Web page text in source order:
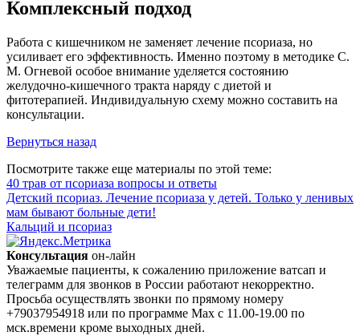
Комплексный подход
Работа с кишечником не заменяет лечение псориаза, но
усиливает его эффективность. Именно поэтому в методике С.
М. Огневой особое внимание уделяется состоянию
желудочно-кишечного тракта наряду с диетой и
фитотерапией. Индивидуальную схему можно составить на
консультации.
Вернуться назад
Посмотрите также еще материалы по этой теме:
40 трав от псориаза вопросы и ответы
Детский псориаз. Лечение псориаза у детей. Только у ленивых
мам бывают больные дети!
Кальций и псориаз
Консультация он-лайн
Уважаемые пациенты, к сожалению приложение ватсап и
телеграмм для звонков в России работают некорректно.
Просьба осуществлять звонки по прямому номеру
+79037954918 или по программе Max с 11.00-19.00 по
мск.времени кроме выходных дней.